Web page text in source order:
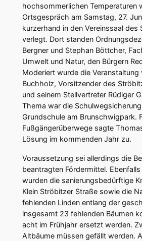
hochsommerlichen Temperaturen
Ortsgespräch am Samstag, 27.
kurzerhand in den Vereinssaal des
verlegt. Dort standen
Bergner und Stephan Böttcher,
Umwelt und Natur, den Bürgern
Moderiert wurde die Veranstaltung
Buchholz, Vorsitzender des
und seinem Stellvertreter Rüdiger
Thema war die
Grundschule am Brunschwigpark.
Fußgängerüberwege sagte
Lösung im kommenden Jahr zu.
Voraussetzung sei allerdings die
beantragten Fördermittel.
wurden die sanierungsbedürftige
Klein Ströbitzer Straße sowie die
fehlenden Linden entlang der
insgesamt 23 fehlenden Bäumen
acht im Frühjahr ersetzt werden.
Altbäume müssen gefällt werden.